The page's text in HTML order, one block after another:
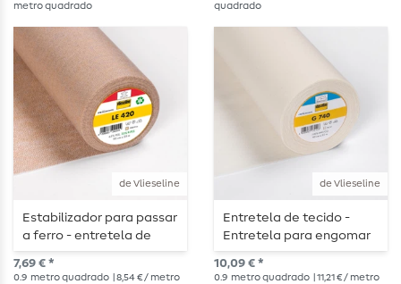
metro quadrado
quadrado
de Vlieseline
Estabilizador para passar
a ferro - entretela de
couro Vlieseline LE 420
7,69 € *
0.9 metro quadrado
| 8,54 € / metro
de Vlieseline
Entretela de tecido -
Entretela para engomar
Vlieseline G740 - cru
10,09 € *
0.9 metro quadrado
| 11,21 € / metro